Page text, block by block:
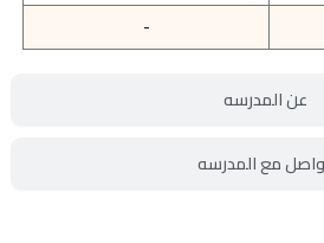
عن المدرسه
مع المدرسه
-